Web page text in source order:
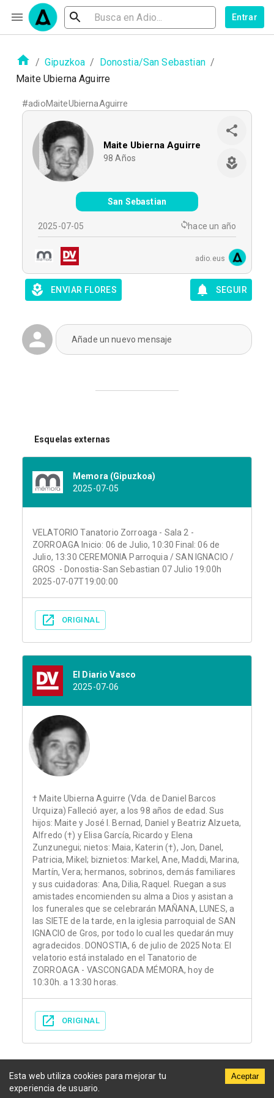
Entrar
Municipios
/ Gipuzkoa / Donostia/San Sebastian /
Maite Ubierna Aguirre
#adioMaiteUbiernaAguirre
Maite Ubierna Aguirre
98 Años
San Sebastian
2025-07-05 hace un año
adio.eus
ENVIAR FLORES SEGUIR
Añade un nuevo mensaje
Esquelas externas
Memora (Gipuzkoa)
2025-07-05
VELATORIO Tanatorio Zorroaga - Sala 2 -
ZORROAGA Inicio: 06 de Julio, 10:30 Final: 06 de
Julio, 13:30 CEREMONIA Parroquia / SAN IGNACIO /
GROS - Donostia-San Sebastian 07 Julio 19:00h
2025-07-07T19:00:00
ORIGINAL
El Diario Vasco
2025-07-06
† Maite Ubierna Aguirre (Vda. de Daniel Barcos
Urquiza) Falleció ayer, a los 98 años de edad. Sus
hijos: Maite y José I. Bernad, Daniel y Beatriz Alzueta,
Alfredo (†) y Elisa García, Ricardo y Elena
Zunzunegui; nietos: Maia, Katerin (†), Jon, Danel,
Patricia, Mikel; biznietos: Markel, Ane, Maddi, Marina,
Martín, Vera; hermanos, sobrinos, demás familiares
y sus cuidadoras: Ana, Dilia, Raquel. Ruegan a sus
amistades encomienden su alma a Dios y asistan a
los funerales que se celebrarán MAÑANA, LUNES, a
las SIETE de la tarde, en la iglesia parroquial de SAN
IGNACIO de Gros, por todo lo cual les quedarán muy
agradecidos. DONOSTIA, 6 de julio de 2025 Nota: El
velatorio está instalado en el Tanatorio de
ZORROAGA - VASCONGADA MÉMORA, hoy de
10:30h. a 13:30 horas.
ORIGINAL
Esta web utiliza cookies para mejorar tu
experiencia de usuario.
Aceptar